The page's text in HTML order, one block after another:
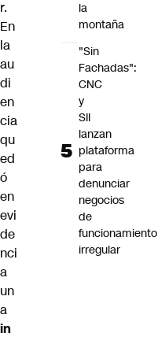
r.
En
la
au
di
en
cia
qu
ed
ó
en
evi
de
nci
a
un
a
in
la
montaña
"Sin
Fachadas":
CNC
y
SII
lanzan
plataforma
para
denunciar
negocios
de
funcionamiento
irregular